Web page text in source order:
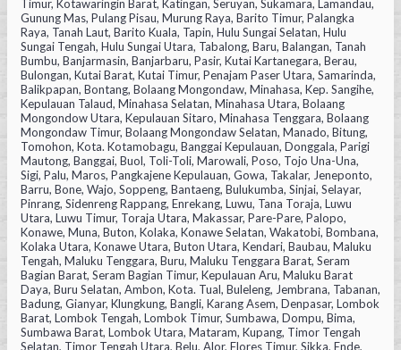
Timur, Kotawaringin Barat, Katingan, Seruyan, Sukamara, Lamandau,
Gunung Mas, Pulang Pisau, Murung Raya, Barito Timur, Palangka
Raya, Tanah Laut, Barito Kuala, Tapin, Hulu Sungai Selatan, Hulu
Sungai Tengah, Hulu Sungai Utara, Tabalong, Baru, Balangan, Tanah
Bumbu, Banjarmasin, Banjarbaru, Pasir, Kutai Kartanegara, Berau,
Bulongan, Kutai Barat, Kutai Timur, Penajam Paser Utara, Samarinda,
Balikpapan, Bontang, Bolaang Mongondaw, Minahasa, Kep. Sangihe,
Kepulauan Talaud, Minahasa Selatan, Minahasa Utara, Bolaang
Mongondow Utara, Kepulauan Sitaro, Minahasa Tenggara, Bolaang
Mongondaw Timur, Bolaang Mongondaw Selatan, Manado, Bitung,
Tomohon, Kota. Kotamobagu, Banggai Kepulauan, Donggala, Parigi
Mautong, Banggai, Buol, Toli-Toli, Marowali, Poso, Tojo Una-Una,
Sigi, Palu, Maros, Pangkajene Kepulauan, Gowa, Takalar, Jeneponto,
Barru, Bone, Wajo, Soppeng, Bantaeng, Bulukumba, Sinjai, Selayar,
Pinrang, Sidenreng Rappang, Enrekang, Luwu, Tana Toraja, Luwu
Utara, Luwu Timur, Toraja Utara, Makassar, Pare-Pare, Palopo,
Konawe, Muna, Buton, Kolaka, Konawe Selatan, Wakatobi, Bombana,
Kolaka Utara, Konawe Utara, Buton Utara, Kendari, Baubau, Maluku
Tengah, Maluku Tenggara, Buru, Maluku Tenggara Barat, Seram
Bagian Barat, Seram Bagian Timur, Kepulauan Aru, Maluku Barat
Daya, Buru Selatan, Ambon, Kota. Tual, Buleleng, Jembrana, Tabanan,
Badung, Gianyar, Klungkung, Bangli, Karang Asem, Denpasar, Lombok
Barat, Lombok Tengah, Lombok Timur, Sumbawa, Dompu, Bima,
Sumbawa Barat, Lombok Utara, Mataram, Kupang, Timor Tengah
Selatan, Timor Tengah Utara, Belu, Alor, Flores Timur, Sikka, Ende,